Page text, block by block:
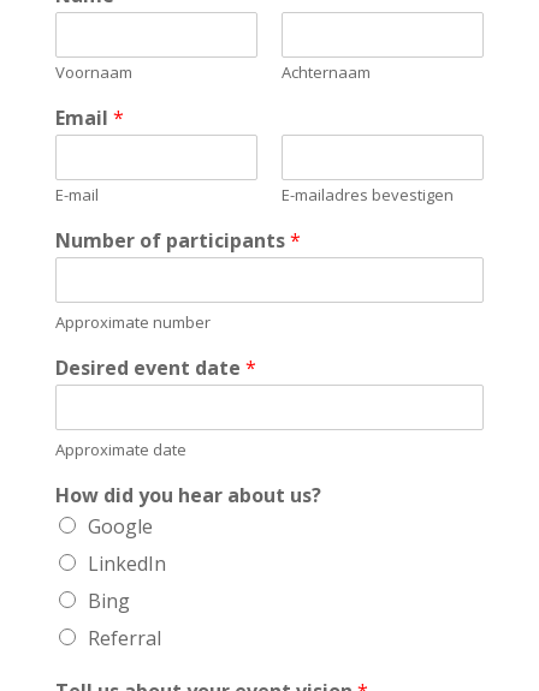
Voornaam Achternaam
Email *
E-mail E-mailadres bevestigen
Number of participants*
Approximate number
Desired event date *
Approximate date
How did you hear about us?
Google
LinkedIn
Bing
Referral